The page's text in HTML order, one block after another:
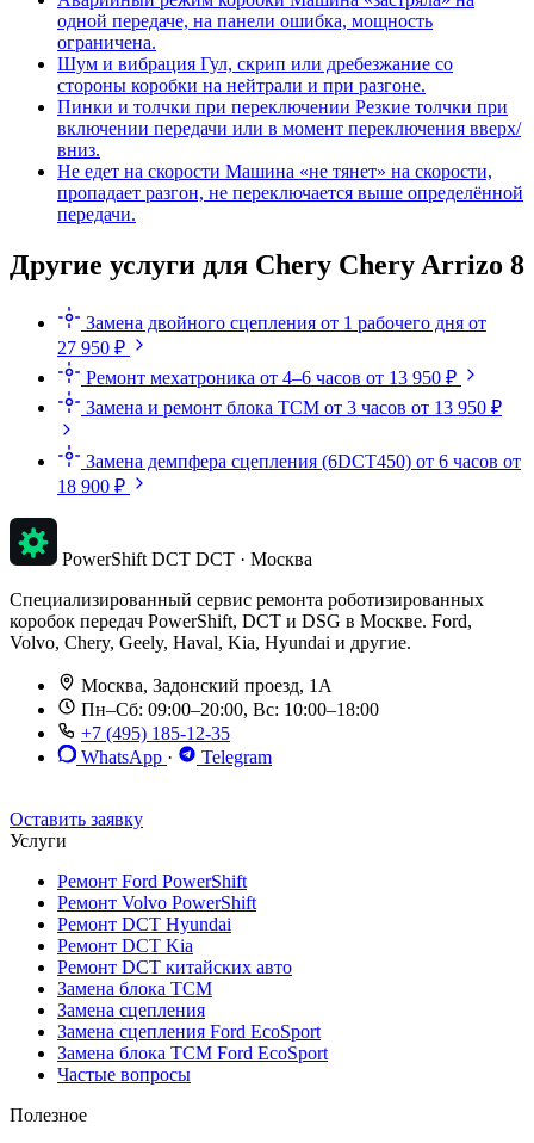
одной передаче, на панели ошибка, мощность
ограничена.
Шум и вибрация Гул, скрип или дребезжание со
стороны коробки на нейтрали и при разгоне.
Пинки и толчки при переключении Резкие толчки при
включении передачи или в момент переключения вверх/
вниз.
Не едет на скорости Машина «не тянет» на скорости,
пропадает разгон, не переключается выше определённой
передачи.
Другие услуги для Chery Chery Arrizo 8
Замена двойного сцепления от 1 рабочего дня от
27 950 ₽
Ремонт мехатроника от 4–6 часов от 13 950 ₽
Замена и ремонт блока TCM от 3 часов от 13 950 ₽
Замена демпфера сцепления (6DCT450) от 6 часов от
18 900 ₽
PowerShift DCT DCT · Москва
Специализированный сервис ремонта роботизированных
коробок передач PowerShift, DCT и DSG в Москве. Ford,
Volvo, Chery, Geely, Haval, Kia, Hyundai и другие.
Москва, Задонский проезд, 1А
Пн–Сб: 09:00–20:00, Вс: 10:00–18:00
+7 (495) 185-12-35
WhatsApp ·
Telegram
Оставить заявку
Услуги
Ремонт Ford PowerShift
Ремонт Volvo PowerShift
Ремонт DCT Hyundai
Ремонт DCT Kia
Ремонт DCT китайских авто
Замена блока TCM
Замена сцепления
Замена сцепления Ford EcoSport
Замена блока TCM Ford EcoSport
Частые вопросы
Полезное